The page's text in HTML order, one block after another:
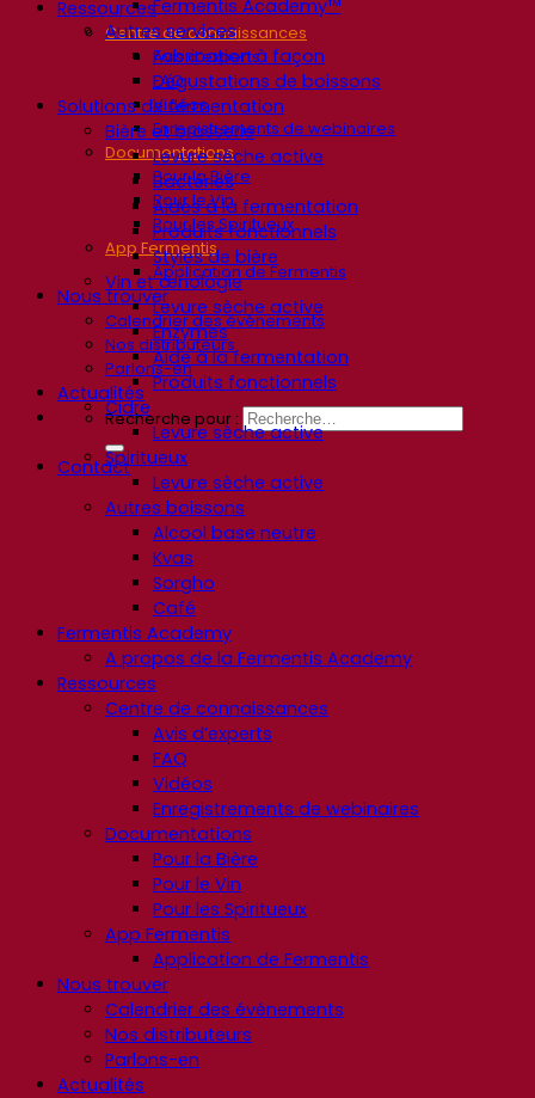
Ressources
Centre de connaissances
Avis d’experts
FAQ
Vidéos
Enregistrements de webinaires
Documentations
Pour la Bière
Pour le Vin
Pour les Spiritueux
App Fermentis
Application de Fermentis
Nous trouver
Calendrier des événements
Nos distributeurs
Parlons-en
Actualités
Recherche pour :
Contact
Fermentis Academy™
Autres services
Fabrication à façon
Dégustations de boissons
Solutions de fermentation
Bière et brasserie
Levure sèche active
Bactéries
Aides à la fermentation
Produits fonctionnels
Styles de bière
Vin et œnologie
Levure sèche active
Enzymes
Aide à la fermentation
Produits fonctionnels
Cidre
Levure sèche active
Spiritueux
Levure sèche active
Autres boissons
Alcool base neutre
Kvas
Sorgho
Café
Fermentis Academy
A propos de la Fermentis Academy
Ressources
Centre de connaissances
Avis d’experts
FAQ
Vidéos
Enregistrements de webinaires
Documentations
Pour la Bière
Pour le Vin
Pour les Spiritueux
App Fermentis
Application de Fermentis
Nous trouver
Calendrier des événements
Nos distributeurs
Parlons-en
Actualités